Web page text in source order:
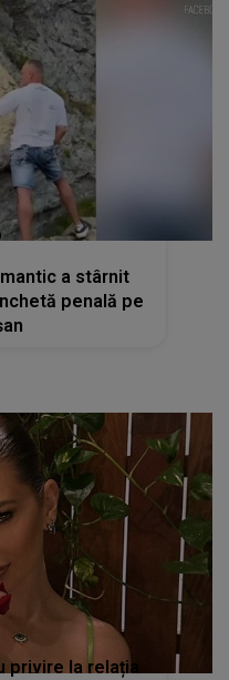
a stârnit
penală pe
privire la relația